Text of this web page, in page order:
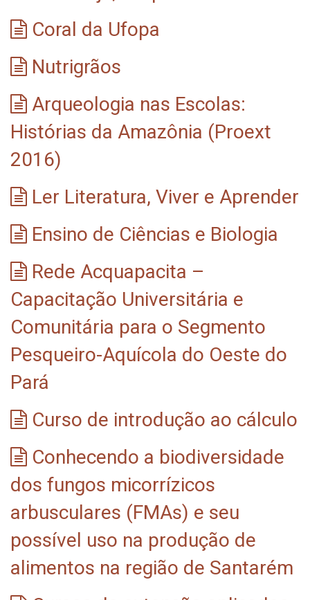
Coral da Ufopa
Nutrigrãos
Arqueologia nas Escolas:
Histórias da Amazônia (Proext
2016)
Ler Literatura, Viver e Aprender
Ensino de Ciências e Biologia
Rede Acquapacita –
Capacitação Universitária e
Comunitária para o Segmento
Pesqueiro-Aquícola do Oeste do
Pará
Curso de introdução ao cálculo
Conhecendo a biodiversidade
dos fungos micorrízicos
arbusculares (FMAs) e seu
possível uso na produção de
alimentos na região de Santarém